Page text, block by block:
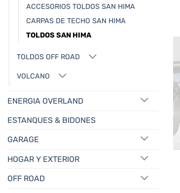
ACCESORIOS TOLDOS SAN HIMA
CARPAS DE TECHO SAN HIMA
TOLDOS SAN HIMA
TOLDOS OFF ROAD
VOLCANO
ENERGIA OVERLAND
ESTANQUES & BIDONES
GARAGE
HOGAR Y EXTERIOR
OFF ROAD